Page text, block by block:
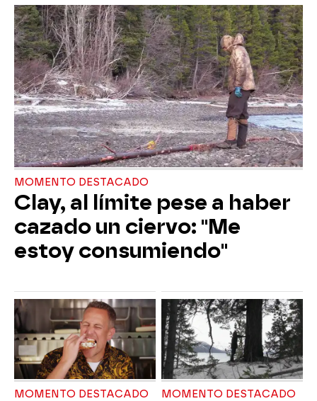
MOMENTO DESTACADO
Clay, al límite pese a haber
cazado un ciervo: "Me
estoy consumiendo"
MOMENTO DESTACADO MOMENTO DESTACADO